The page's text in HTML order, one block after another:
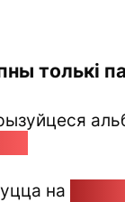
толькі
на